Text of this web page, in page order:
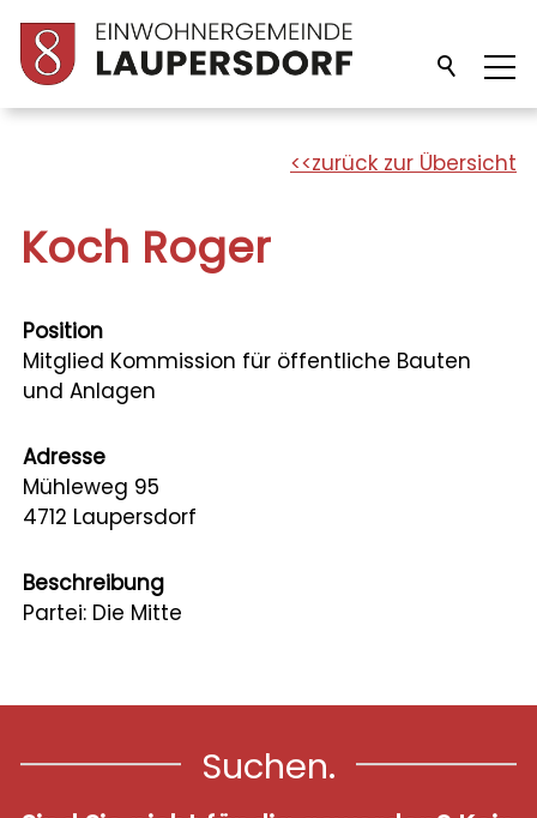
Verwaltung
Bildung
Freizeit/Kultur
Startseite
zurück zur Übersicht
Koch Roger
Position
Mitglied Kommission für öffentliche Bauten
und Anlagen
Adresse
Mühleweg 95
4712 Laupersdorf
Beschreibung
Partei: Die Mitte
Suchen.